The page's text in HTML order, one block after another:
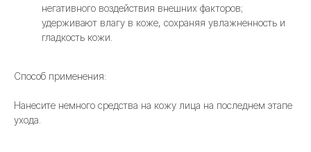
негативного воздействия внешних факторов;
удерживают влагу в коже, сохраняя увлажненность и
гладкость кожи.
Способ применения:
Нанесите немного средства на кожу лица на последнем этапе
ухода.